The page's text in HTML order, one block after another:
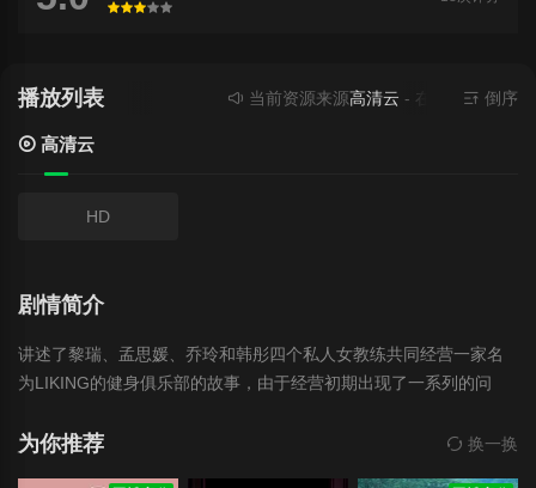
很差
较差还行推荐力荐
播放列表 当前资源来源高清云- 在线播放,无需安
倒序
高清云
HD
剧情简介
讲述了黎瑞、孟思媛、乔玲和韩彤四个私人女教练共同经营一家名
为LIKING的健身俱乐部的故事，由于经营初期出现了一系列的问
让四人携手共渡难关，重新开始了创业《私人女教练》讲述了黎
为你推荐 换一换